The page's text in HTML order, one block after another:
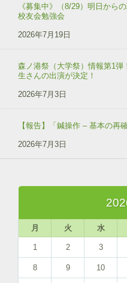
《募集中》（8/29）明日から
校友会勉強会
2026年7月19日
森ノ港祭（大学祭）情報第1
生さんの出演が決定！
2026年7月3日
【報告】「鍼操作 – 基本の再確
2026年7月3日
月 火 水
1 2 3
8 9 10